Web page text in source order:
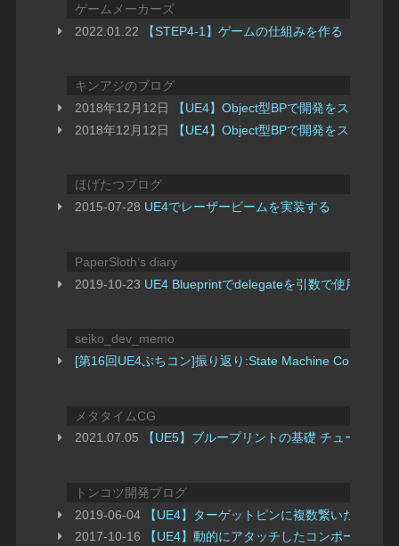
ゲームメーカーズ
2022.01.22
【STEP4-1】ゲームの仕組みを作る「ブリ
キンアジのブログ
2018年12月12日
【UE4】Object型BPで開発をスムー
2018年12月12日
【UE4】Object型BPで開発をスムー
ほげたつブログ
2015-07-28 UE4でレーザービームを実装する
PaperSloth’s diary
2019-10-23 UE4 Blueprintでdelegateを引数で使用する方
seiko_dev_memo
[第16回UE4ぷちコン]振り返り:State Machine Component
メタタイムCG
2021.07.05
【UE5】ブループリントの基礎 チュートリ
トンコツ開発ブログ
2019-06-04
【UE4】ターゲットピンに複数繋いだ場合の
2017-10-16
【UE4】動的にアタッチしたコンポーネン